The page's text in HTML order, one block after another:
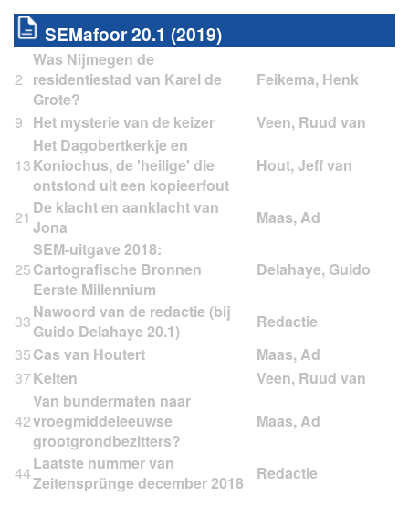
SEMafoor 20.1 (2019)
2
Was Nijmegen de
residentiestad van Karel de
Grote?
9 Het mysterie van de keizer
13
Het Dagobertkerkje en
Koniochus, de 'heilige' die
ontstond uit een kopieerfout
21 De klacht en aanklacht van
Jona
25
SEM-uitgave 2018:
Cartografische Bronnen
Eerste Millennium
33Nawoord van de redactie (bij
Guido Delahaye 20.1)
35Cas van Houtert
37Kelten
42
Van bundermaten naar
vroegmiddeleeuwse
grootgrondbezitters?
44Laatste nummer van
Zeitensprünge december 2018